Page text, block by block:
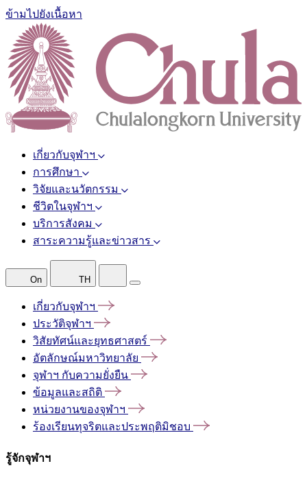
ข้ามไปยังเนื้อหา
เกี่ยวกับจุฬาฯ
การศึกษา
วิจัยและนวัตกรรม
ชีวิตในจุฬาฯ
บริการสังคม
สาระความรู้และข่าวสาร
On TH
เกี่ยวกับจุฬาฯ
ประวัติจุฬาฯ
วิสัยทัศน์และยุทธศาสตร์
อัตลักษณ์มหาวิทยาลัย
จุฬาฯ กับความยั่งยืน
ข้อมูลและสถิติ
หน่วยงานของจุฬาฯ
ร้องเรียนทุจริตและประพฤติมิชอบ
รู้จักจุฬาฯ